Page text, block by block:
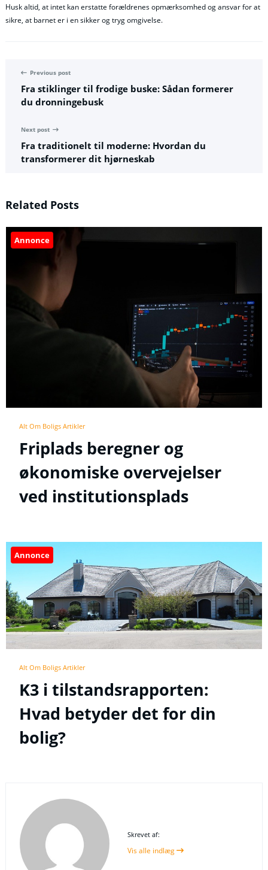
Husk altid, at intet kan erstatte forældrenes opmærksomhed og ansvar for at
sikre, at barnet er i en sikker og tryg omgivelse.
Previous post
Fra stiklinger til frodige buske: Sådan formerer
du dronningebusk
Next post
Fra traditionelt til moderne: Hvordan du
transformerer dit hjørneskab
Related Posts
Annonce
Alt Om Boligs Artikler
Friplads beregner og
økonomiske overvejelser
ved institutionsplads
Annonce
Alt Om Boligs Artikler
K3 i tilstandsrapporten:
Hvad betyder det for din
bolig?
Skrevet af:
Vis alle indlæg